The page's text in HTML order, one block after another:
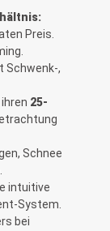
Preis.
Schwenk-,
25-
Schnee
intuitive
System.
bei